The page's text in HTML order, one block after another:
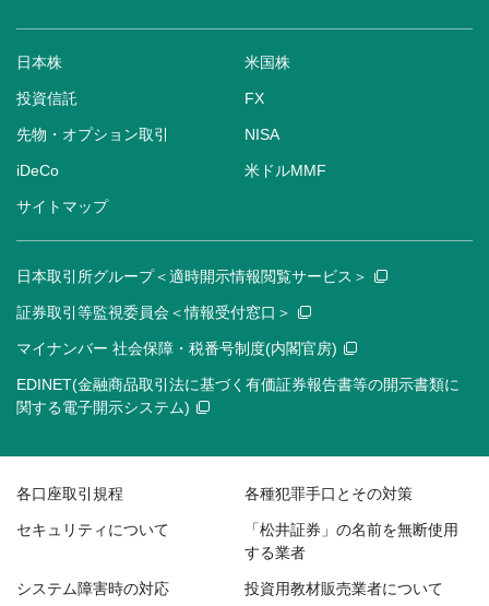
日本株 米国株
投資信託 FX
先物・オプション取引 NISA
iDeCo 米ドルMMF
サイトマップ
日本取引所グループ＜適時開示情報閲覧サービス＞
証券取引等監視委員会＜情報受付窓口＞
マイナンバー 社会保障・税番号制度(内閣官房)
EDINET(金融商品取引法に基づく有価証券報告書等の開示書類に
関する電子開示システム)
各口座取引規程 各種犯罪手口とその対策
セキュリティについて
「松井証券」の名前を無断使用
する業者
システム障害時の対応 投資用教材販売業者について